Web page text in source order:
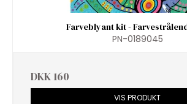
Farveblyant kit -
PN-0189045
DKK 160
VIS PRODUKT